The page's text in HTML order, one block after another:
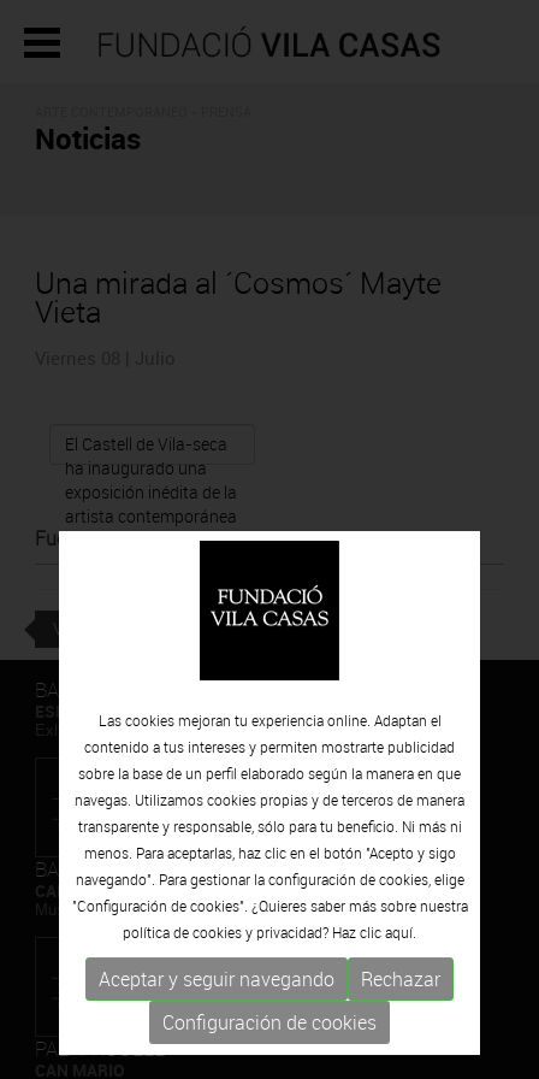
Noticias
Una mirada al ´Cosmos´ Mayte
Vieta
El Castell de Vila-seca
ha inaugurado una
exposición inédita de la
artista contemporánea
Fuente:Diari Més
VOLVER
BARCELONA
ESPAIS VOLART
Exhibiciones temporales Arte Contemporáneo
BARCELONA
CAN FRAMIS
Museo de Pintura Contemporánea
PALAFRUGELL
Las cookies mejoran tu experiencia online. Adaptan el
contenido a tus intereses y permiten mostrarte publicidad
sobre la base de un perfil elaborado según la manera en que
navegas. Utilizamos cookies propias y de terceros de manera
transparente y responsable, sólo para tu beneficio. Ni más ni
menos. Para aceptarlas, haz clic en el botón "Acepto y sigo
navegando". Para gestionar la configuración de cookies, elige
"Configuración de cookies". ¿Quieres saber más sobre nuestra
política de cookies y privacidad? Haz clicaquí.
Aceptar y seguir navegando
Rechazar
Configuración de cookies